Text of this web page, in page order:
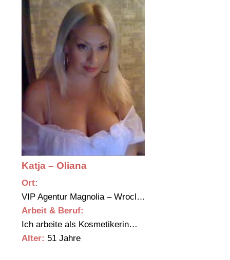
Katja – Oliana
Ort:
VIP Agentur Magnolia – Wrocl…
Arbeit & Beruf:
Ich arbeite als Kosmetikerin…
Alter: 51 Jahre